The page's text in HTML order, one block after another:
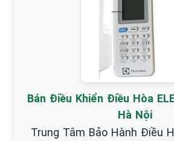
Bán Điều Khiển Điều Hòa
Hà Nội
Trung Tâm Bảo Hành Điều